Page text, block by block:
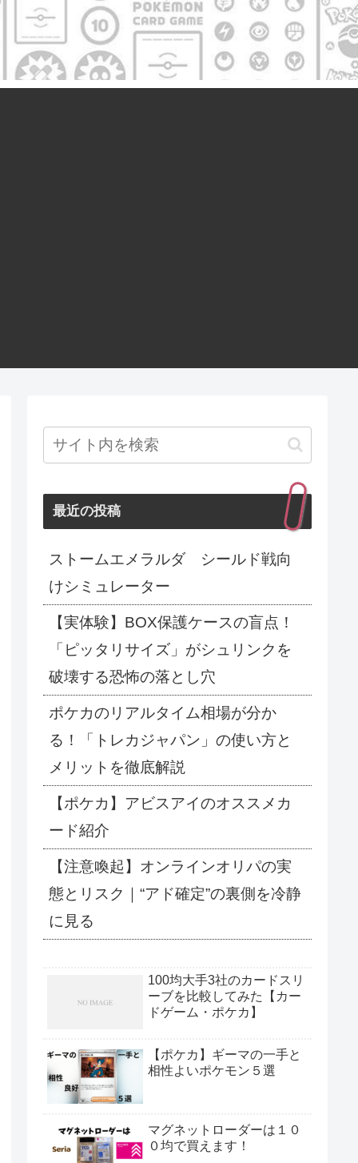
最近の投稿
ストームエメラルダ シールド戦向
けシミュレーター
【実体験】BOX保護ケースの盲点！
「ピッタリサイズ」がシュリンクを
破壊する恐怖の落とし穴
ポケカのリアルタイム相場が分か
る！「トレカジャパン」の使い方と
メリットを徹底解説
【ポケカ】アビスアイのオススメカ
ード紹介
【注意喚起】オンラインオリパの実
態とリスク｜“アド確定”の裏側を冷静
に見る
100均大手3社のカードスリ
ーブを比較してみた【カー
ドゲーム・ポケカ】
【ポケカ】ギーマの一手と
相性よいポケモン５選
マグネットローダーは１０
０均で買えます！